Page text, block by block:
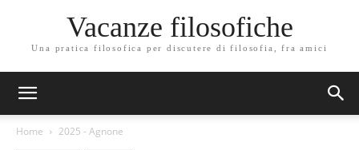
Vacanze filosofiche
Una pratica filosofica per discutere di filosofia, fra amici
Home 2025 - Agnone